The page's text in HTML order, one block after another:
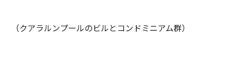
（クアラルンプールのビルとコンドミニアム群）